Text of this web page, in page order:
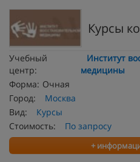
Курсы
Учебный
центр:
Институт
медицины
Форма: Очная
Город:
Москва
Вид:
Курсы
Стоимость:
По запросу
+